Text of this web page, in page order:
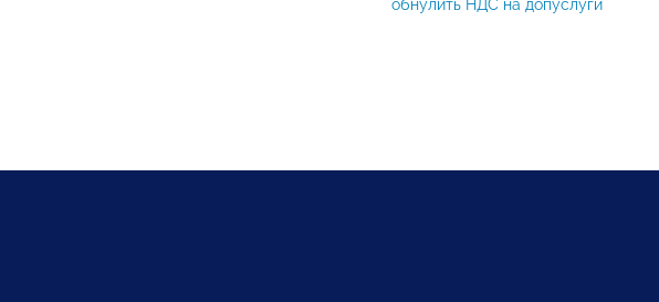
обнулить НДС на допуслуги